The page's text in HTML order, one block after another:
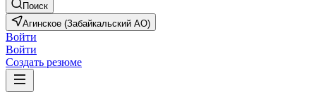
Поиск
Агинское (Забайкальский АО)
Войти
Войти
Создать резюме